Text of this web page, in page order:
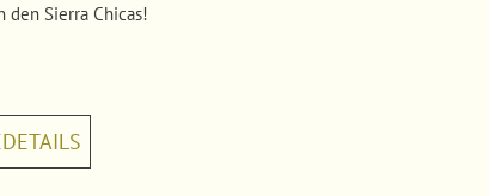
den Sierra Chicas!